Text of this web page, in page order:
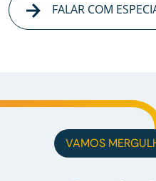
FALAR COM
VAMOS